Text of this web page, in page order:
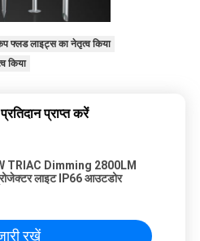
फ्लड लाइट्स का नेतृत्व किया
किया
प्राप्त करें
TRIAC Dimming 2800LM
लाइट IP66 आउटडोर
रखें